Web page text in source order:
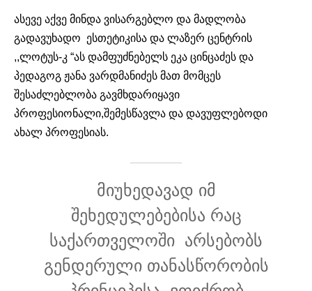
ასევე აქვე მინდა ვისარგებლო და მადლობა
გადავუხადო ესთეტიკისა და ლაზერ ცენტრის
,,ლოტუს-კ “ას დამფუძნებელს ეკა ცინცაძეს და
პედაგოგ ჟანა ვარდმანიძეს მათ მომცეს
შესაძლებლობა გავმხდარიყავი
პროფესიონალი,შემესწავლა და დავუფლებოდი
ახალ პროფესიას.
მიუხედავად იმ
შეხედულებებისა რაც
საქართველოში არსებობს
გენდერული თანასწორობის